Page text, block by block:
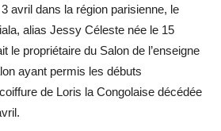
avril dans la région parisienne, le
alias Jessy Céleste née le 15
le propriétaire du Salon de l’enseigne
ayant permis les débuts
de Loris la Congolaise décédée